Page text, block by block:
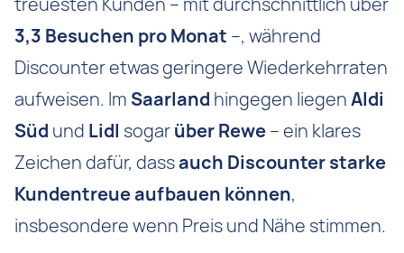
3,3 Besuchen pro Monat –, während
Discounter etwas geringere Wiederkehrraten
aufweisen. Im Saarland hingegen liegenAldi
Süd und Lidl sogarüber Rewe– ein klares
Zeichen dafür, dassauch Discounter starke
Kundentreue aufbauen können,
insbesondere wenn Preis und Nähe stimmen.